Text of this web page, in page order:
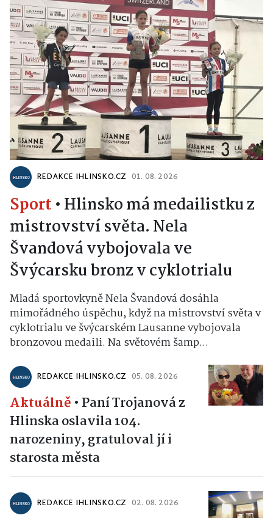
REDAKCE IHLINSKO.CZ 01. 08. 2026
Sport • Hlinsko má medailistku z
mistrovství světa. Nela
Švandová vybojovala ve
Švýcarsku bronz v cyklotrialu
Mladá sportovkyně Nela Švandová dosáhla
mimořádného úspěchu, když na mistrovství světa v
cyklotrialu ve švýcarském Lausanne vybojovala
bronzovou medaili. Na světovém šamp...
REDAKCE IHLINSKO.CZ 05. 08. 2026
Aktuálně • Paní Trojanová z
Hlinska oslavila 104.
narozeniny, gratuloval jí i
starosta města
REDAKCE IHLINSKO.CZ 02. 08. 2026